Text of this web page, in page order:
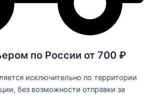
по России от 700 ₽
исключительно по территории
без возможности отправки за